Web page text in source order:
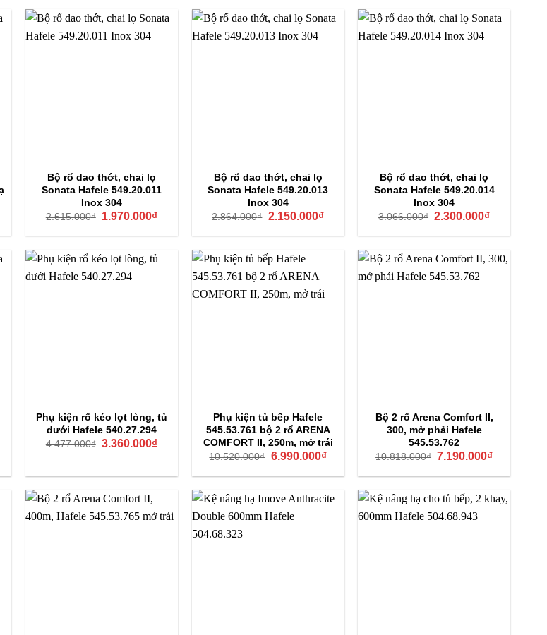
1.380.000₫.
1.470.000₫.
1.720.000₫.
Bộ rổ dao thớt, chai lọ
Sonata Hafele 549.20.011
Inox 304
2.615.000₫ Giá
là:
1.970.000₫Giá
tại
1.970.000₫.
Bộ rổ dao thớt, chai lọ
Sonata Hafele 549.20.013
Inox 304
2.864.000₫ Giá
là:
2.150.000₫Giá
tại
2.150.000₫.
Bộ rổ dao thớt, chai lọ
Sonata Hafele 549.20.014
Inox 304
3.066.000₫ Giá
là:
2.300.000₫Giá
tại
2.300.000₫.
Phụ kiện rổ kéo lọt lòng, tủ
dưới Hafele 540.27.294
4.477.000₫ Giá
3.360.000₫Giá
Phụ kiện tủ bếp Hafele
545.53.761 bộ 2 rổ ARENA
COMFORT II, 250m, mở trái
10.520.000₫ Giá
là:
6.990.000₫Giá
tại
6.990.000₫.
Bộ 2 rổ Arena Comfort II,
300, mở phải Hafele
545.53.762
10.818.000₫ Giá
là:
7.190.000₫Giá
tại
7.190.000₫.